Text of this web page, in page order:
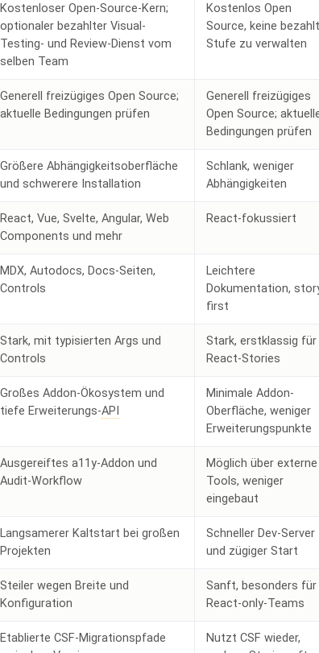
Kostenloser Open-Source-Kern;
optionaler bezahlter Visual-
Testing- und Review-Dienst vom
selben Team
Kostenlos Open
Source, keine
Stufe zu verwalten
Generell freizügiges Open Source;
aktuelle Bedingungen prüfen
Generell freizügiges
Open Source;
Bedingungen prüfen
Größere Abhängigkeitsoberfläche
und schwerere Installation
Schlank, weniger
Abhängigkeiten
React, Vue, Svelte, Angular, Web
Components und mehr
React-fokussiert
MDX, Autodocs, Docs-Seiten,
Controls
Leichtere
Dokumentation,
first
Stark, mit typisierten Args und
Controls
Stark, erstklassig für
React-Stories
Großes Addon-Ökosystem und
tiefe Erweiterungs-API
Minimale Addon-
Oberfläche, weniger
Erweiterungspunkte
Ausgereiftes a11y-Addon und
Audit-Workflow
Möglich über externe
Tools, weniger
eingebaut
Langsamerer Kaltstart bei großen
Projekten
Schneller Dev-Server
und zügiger Start
Steiler wegen Breite und
Konfiguration
Sanft, besonders für
React-only-Teams
Etablierte CSF-Migrationspfade
Nutzt CSF wieder,